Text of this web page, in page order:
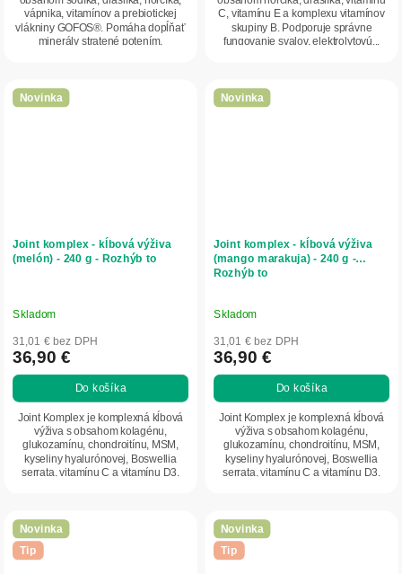
vápnika, vitamínov a prebiotickej
vlákniny GOFOS®. Pomáha dopĺňať
minerály stratené potením,
C, vitamínu E a komplexu vitamínov
skupiny B. Podporuje správne
fungovanie svalov, elektrolytovú...
Novinka
Joint komplex - kĺbová výživa
(melón) - 240 g - Rozhýb to
Skladom
31,01 € bez DPH
36,90 €
Do košíka
Joint Komplex je komplexná kĺbová
výživa s obsahom kolagénu,
glukozamínu, chondroitínu, MSM,
kyseliny hyalurónovej, Boswellia
serrata, vitamínu C a vitamínu D3.
Novinka
Joint komplex - kĺbová výživa
(mango marakuja) - 240 g -
Rozhýb to
Skladom
31,01 € bez DPH
36,90 €
Do košíka
Joint Komplex je komplexná kĺbová
výživa s obsahom kolagénu,
glukozamínu, chondroitínu, MSM,
kyseliny hyalurónovej, Boswellia
serrata, vitamínu C a vitamínu D3.
Novinka
Tip
Novinka
Tip